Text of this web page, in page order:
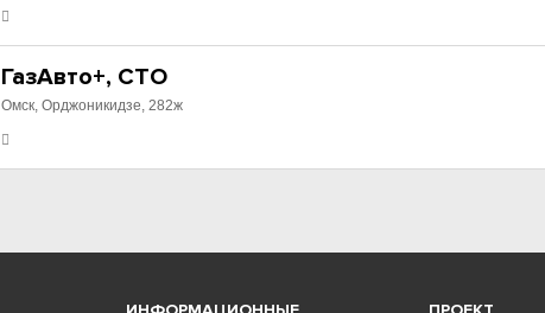
ГазАвто+, СТО
Омск, Орджоникидзе, 282ж